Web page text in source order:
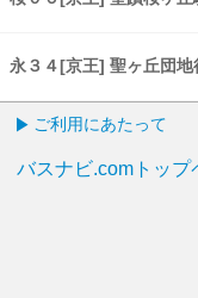
永３４[京王] 聖ヶ丘団地
ご利用にあたって
バスナビ.comトップ